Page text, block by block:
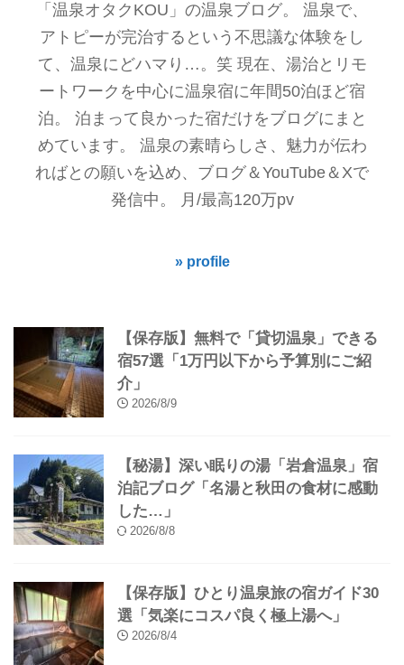
「温泉オタクKOU」の温泉ブログ。 温泉で、
アトピーが完治するという不思議な体験をし
て、温泉にどハマり…。笑 現在、湯治とリモ
ートワークを中心に温泉宿に年間50泊ほど宿
泊。 泊まって良かった宿だけをブログにまと
めています。 温泉の素晴らしさ、魅力が伝わ
ればとの願いを込め、ブログ＆YouTube＆Xで
発信中。 月/最高120万pv
» profile
【保存版】無料で「貸切温泉」できる
宿57選「1万円以下から予算別にご紹
介」
2026/8/9
【秘湯】深い眠りの湯「岩倉温泉」宿
泊記ブログ「名湯と秋田の食材に感動
した…」
2026/8/8
【保存版】ひとり温泉旅の宿ガイド30
選「気楽にコスパ良く極上湯へ」
2026/8/4